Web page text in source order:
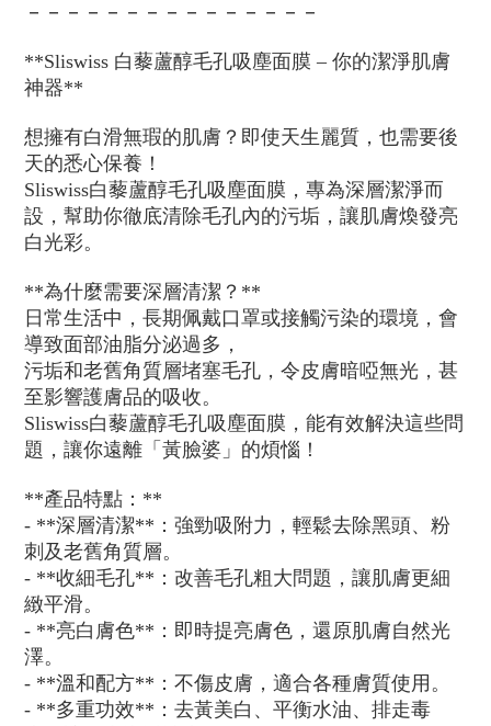
－－－－－－－－－－－－－－－
**Sliswiss 白藜蘆醇毛孔吸塵面膜 – 你的潔淨肌膚
神器**
想擁有白滑無瑕的肌膚？即使天生麗質，也需要後
天的悉心保養！
Sliswiss白藜蘆醇毛孔吸塵面膜，專為深層潔淨而
設，幫助你徹底清除毛孔內的污垢，讓肌膚煥發亮
白光彩。
**為什麼需要深層清潔？**
日常生活中，長期佩戴口罩或接觸污染的環境，會
導致面部油脂分泌過多，
污垢和老舊角質層堵塞毛孔，令皮膚暗啞無光，甚
至影響護膚品的吸收。
Sliswiss白藜蘆醇毛孔吸塵面膜，能有效解決這些問
題，讓你遠離「黃臉婆」的煩惱！
**產品特點：**
- **深層清潔**：強勁吸附力，輕鬆去除黑頭、粉
刺及老舊角質層。
- **收細毛孔**：改善毛孔粗大問題，讓肌膚更細
緻平滑。
- **亮白膚色**：即時提亮膚色，還原肌膚自然光
澤。
- **溫和配方**：不傷皮膚，適合各種膚質使用。
- **多重功效**：去黃美白、平衡水油、排走毒